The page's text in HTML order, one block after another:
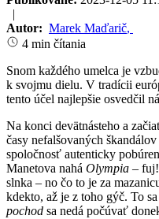
|
Autor: Marek Maďarič,
4 min čítania
Snom každého umelca je
k svojmu dielu. V tradícii
tento účel najlepšie osvedčil
Na konci devätnásteho a
časy nefalšovaných
spoločnosť autenticky
Manetova nahá Olympia –
slnka – no čo to je za
kdekto, až je z toho gýč. To
pochod sa nedá počúvať